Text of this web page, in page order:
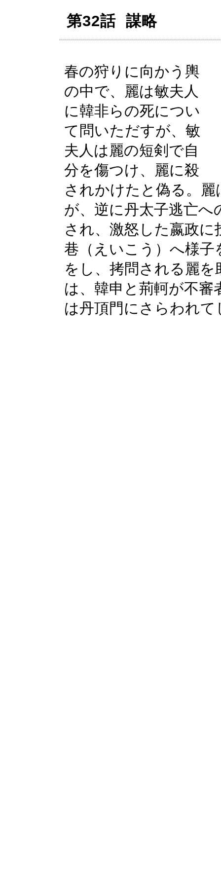
第32話 謀略
春の狩りに向かう輿
の中で、麗は敏夫人
に韓非らの死につい
て問いただすが、敏
夫人は麗の短剣で自
分を傷つけ、麗に殺
されかけたと偽る。
が、逆に丹太子逃亡へ
され、激怒した嬴政
巷（えいこう）へ様
をし、拷問される麗
は、韓申と荊軻が不
は丹頂門にさらわれ